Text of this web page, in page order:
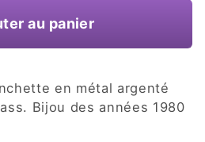
au panier
en métal argenté
Bijou des années 1980